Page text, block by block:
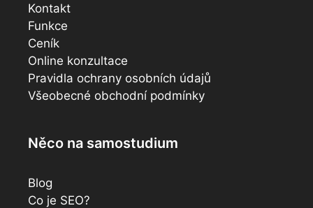
Kontakt
Funkce
Ceník
Online konzultace
Pravidla ochrany osobních údajů
Všeobecné obchodní podmínky
Něco na samostudium
Blog
Co je SEO?